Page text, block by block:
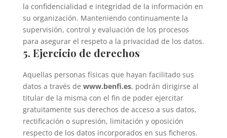
la confidencialidad e integridad de la información en
su organización. Manteniendo continuamente la
supervisión, control y evaluación de los procesos
para asegurar el respeto a la privacidad de los datos.
5. Ejercicio de derechos
Aquellas personas físicas que hayan facilitado sus
datos a través de www.benfi.es, podrán dirigirse al
titular de la misma con el fin de poder ejercitar
gratuitamente sus derechos de acceso a sus datos,
rectificación o supresión, limitación y oposición
respecto de los datos incorporados en sus ficheros.